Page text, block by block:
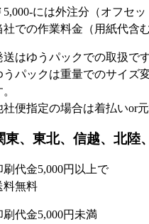
5,000-には外注分（オフセ
社での作業料金（用紙代含
送はゆうパックでの取扱です
うパックは重量でのサイズ
社便指定の場合は着払いor
東、東北、信越、北
刷代金5,000円以上で
料無料
刷代金5,000円未満